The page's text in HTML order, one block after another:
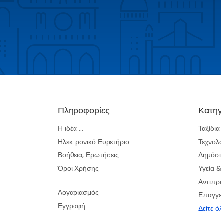
Πληροφορίες
Η ιδέα ...
Ηλεκτρονικό Ευρετήριο
Βοήθεια, Ερωτήσεις
Όροι Χρήσης
Λογαριασμός
Εγγραφή
Υγεία
Δείτε